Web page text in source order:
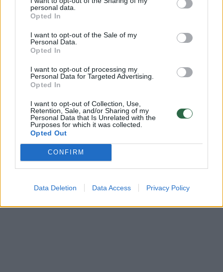
personal data.
Opted In
I want to opt-out of the Sale of my
Personal Data.
Opted In
I want to opt-out of processing my
Personal Data for Targeted Advertising.
Opted In
I want to opt-out of Collection, Use,
Retention, Sale, and/or Sharing of my
Personal Data that Is Unrelated with the
Purposes for which it was collected.
Opted Out
CONFIRM
Data Deletion Data Access Privacy Policy
Komentuoti gali tik Lrytas registruoti vartotojai.
bendruomenės ir bendraukite komentaruose!
Rodyti komentarus
Prisijungti komentatoriams